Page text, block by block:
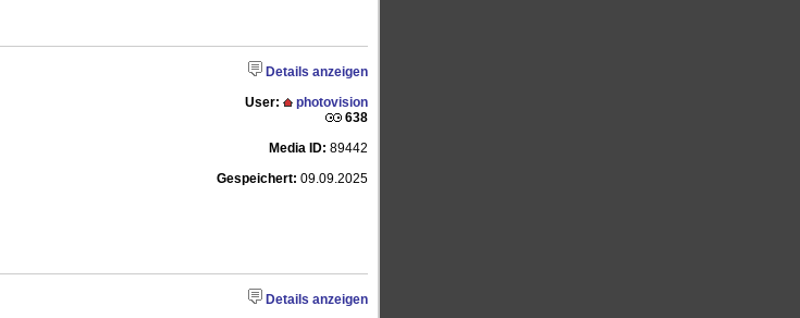
Details anzeigen
User:
photovision
638
Media ID: 89442
Gespeichert: 09.09.2025
Details anzeigen